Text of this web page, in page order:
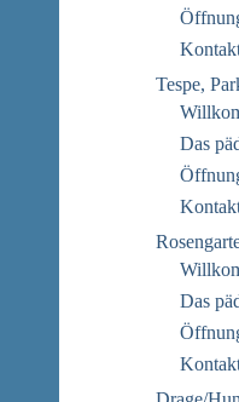
Tespe,
Das
Das